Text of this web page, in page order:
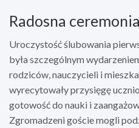
Radosna
Uroczystość ślubowania
była szczególnym
rodziców, nauczycieli i
wyrecytowały przysięgę
gotowość do nauki i
Zgromadzeni goście mogli